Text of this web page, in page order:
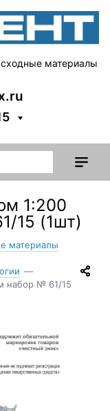
материалы
1:200
15 (1шт)
материалы
—
набор № 61/15